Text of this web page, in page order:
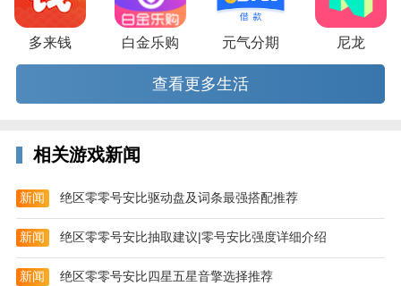
多来钱 白金乐购 元气分期 尼龙
查看更多生活
相关游戏新闻
新闻 绝区零零号安比驱动盘及词条最强搭配推荐
新闻 绝区零零号安比抽取建议|零号安比强度详细介绍
新闻 绝区零零号安比四星五星音擎选择推荐